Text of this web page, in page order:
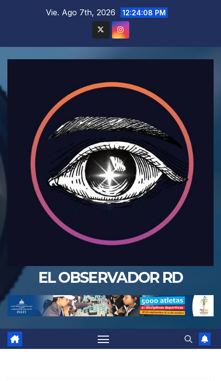
Vie. Ago 7th, 2026 12:24:09 PM
EL OBSERVADOR RD